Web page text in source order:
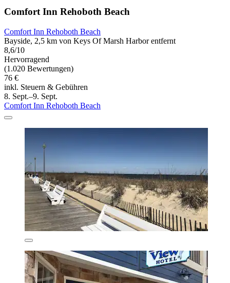
Comfort Inn Rehoboth Beach
Comfort Inn Rehoboth Beach
Bayside, 2,5 km von Keys Of Marsh Harbor entfernt
8,6/10
Hervorragend
(1.020 Bewertungen)
76 €
inkl. Steuern & Gebühren
8. Sept.–9. Sept.
Comfort Inn Rehoboth Beach